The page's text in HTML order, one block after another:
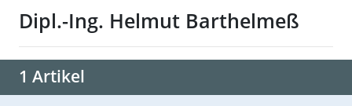
Dipl.-Ing. Helmut Barthelmeß
1 Artikel